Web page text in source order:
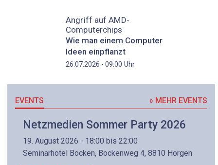
Angriff auf AMD-
Computerchips
Wie man einem Computer
Ideen einpflanzt
26.07.2026 - 09:00 Uhr
EVENTS » MEHR EVENTS
Netzmedien Sommer Party 2026
19. August 2026 - 18:00 bis 22:00
Seminarhotel Bocken, Bockenweg 4, 8810 Horgen